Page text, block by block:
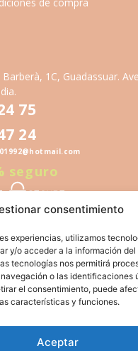
consentimiento
experiencias, utilizamos
y/o acceder a la información del
tecnologías nos permitirá
o las identificaciones
el consentimiento, puede
características y funciones.
Aceptar
Barberà, 1C, Guadassuar.
75
24
seguro
Unión Europea –